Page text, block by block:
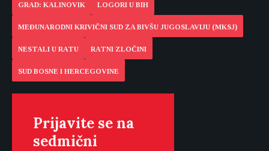
GRAD: KALINOVIK LOGORI U BIH
MEĐUNARODNI KRIVIČNI SUD ZA BIVŠU JUGOSLAVIJU (MKSJ)
NESTALI U RATU RATNI ZLOČINI
SUD BOSNE I HERCEGOVINE
Prijavite se na
sedmični